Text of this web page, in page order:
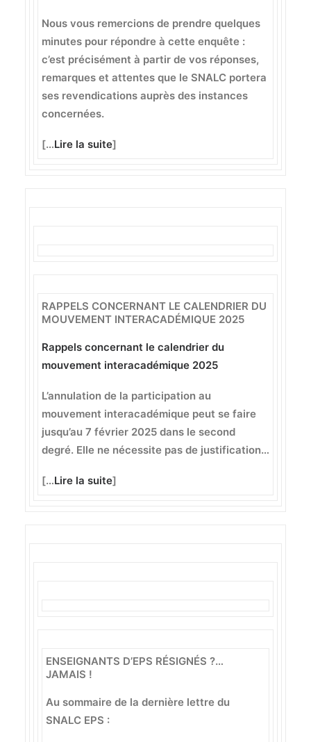
Nous vous remercions de prendre quelques
minutes pour répondre à cette enquête :
c’est précisément à partir de vos réponses,
remarques et attentes que le SNALC portera
ses revendications auprès des instances
concernées.
[…Lire la suite]
RAPPELS CONCERNANT LE CALENDRIER DU
MOUVEMENT INTERACADÉMIQUE 2025
Rappels concernant le calendrier du
mouvement interacadémique 2025
L’annulation de la participation au
mouvement interacadémique peut se faire
jusqu’au 7 février 2025 dans le second
degré. Elle ne nécessite pas de justification…
[…Lire la suite]
ENSEIGNANTS D’EPS RÉSIGNÉS ?…
JAMAIS !
Au sommaire de la dernière lettre du
SNALC EPS :